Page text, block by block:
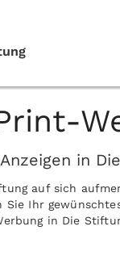
in
auf sich
Sie Ihr
in Die